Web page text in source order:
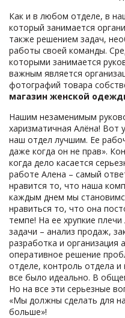
Как и в любом отделе, в
который занимается
также решением задач,
работы своей команды.
которыми занимается
важным является
фотографий товара
магазин женской
Нашим незаменимым
харизматичная Алёна! Вот
наш отдел лучшим. Ее
даже когда он не прав».
когда дело касается
работе Алена – самый
нравится то, что наша
каждым днем мы
нравиться то, что она
темпе! На ее хрупкие
задачи – анализ продаж,
разработка и организация
оперативное решение
отделе, контроль отдела
все было идеально. В
Но на все эти серьезные
«Мы должны сделать для
больше»!